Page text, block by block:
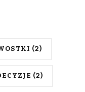
(2)
(2)